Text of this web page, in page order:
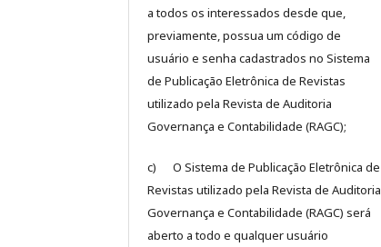
a todos os interessados desde que,
previamente, possua um código de
usuário e senha cadastrados no Sistema
de Publicação Eletrônica de Revistas
utilizado pela Revista de Auditoria
Governança e Contabilidade (RAGC);
c) O Sistema de Publicação Eletrônica de
Revistas utilizado pela Revista de Auditoria
Governança e Contabilidade (RAGC) será
aberto a todo e qualquer usuário